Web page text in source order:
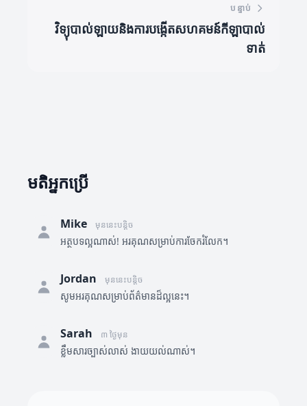
បន្ទាប់
វិទ្យុបាល់ឡាយនិងការបង្កើតសហគមន៍កីឡាបាល់
ទាត់
មតិអ្នកប្រើ
Mike មុននេះបន្តិច
អត្ថបទល្អណាស់! អរគុណសម្រាប់ការចែករំលែក។
Jordan មុននេះបន្តិច
សូមអរគុណសម្រាប់ព័ត៌មានដ៏ល្អនេះ។
Sarah ៣ ថ្ងៃមុន
ខ្លឹមសារច្បាស់លាស់ ងាយយល់ណាស់។